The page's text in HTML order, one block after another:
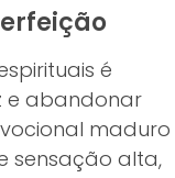
é
e abandonar
maduro
sensação alta,